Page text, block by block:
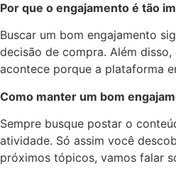
Por que o engajamento é tão
Buscar um bom engajamento
decisão de compra. Além
acontece porque a plataforma
Como manter um bom
Sempre busque postar o
atividade. Só assim você
próximos tópicos, vamos falar